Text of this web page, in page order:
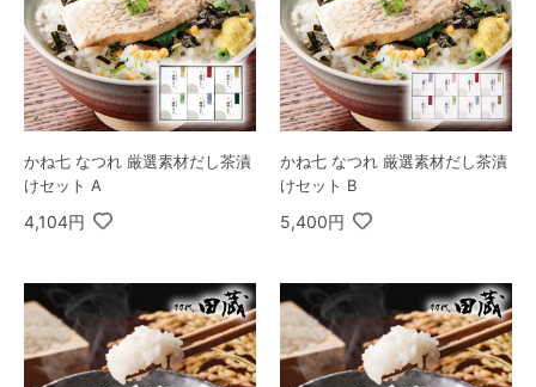
かね七 なつれ 厳選素材だし茶漬
けセット A
4,104円
かね七 なつれ 厳選素材だし茶漬
けセット B
5,400円